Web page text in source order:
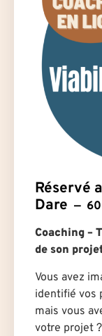
Réservé
Dare
Coaching –
de son
Vous avez
identifié vos
mais vous
votre projet